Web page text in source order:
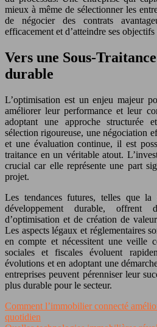
mieux à même de sélectionner les
de négocier des contrats
efficacement et d’atteindre ses
Vers une Sous-
durable
L’optimisation est un enjeu majeur
améliorer leur performance et leur
adoptant une approche structurée
sélection rigoureuse, une négociation
et une évaluation continue, il est
traitance en un véritable atout.
crucial car elle représente une part
projet.
Les tendances futures, telles que
développement durable, offrent
d’optimisation et de création de
Les aspects légaux et réglementaires
en compte et nécessitent une veille
sociales et fiscales évoluent
évolutions et en adoptant une
entreprises peuvent pérenniser leur
plus durable pour le secteur.
Comment l’immobilier connecté
quotidien